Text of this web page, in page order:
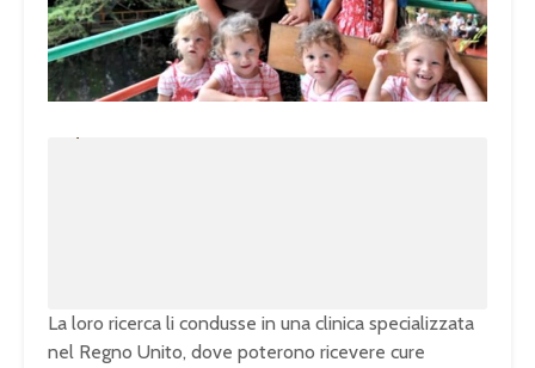
La loro ricerca li condusse in una clinica specializzata
nel Regno Unito, dove poterono ricevere cure